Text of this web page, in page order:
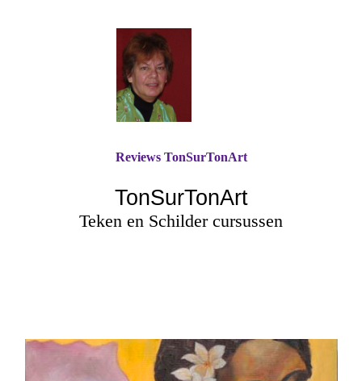
TonSurTonArt
Teken en Schilder cursussen
Reviews TonSurTonArt